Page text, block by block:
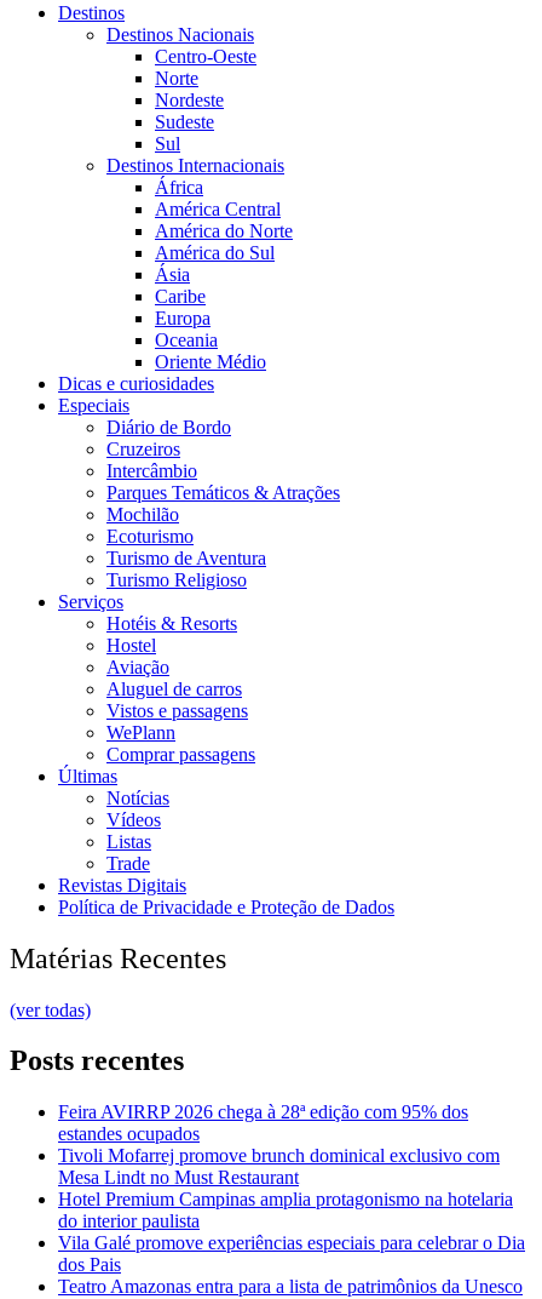
Destinos
Destinos Nacionais
Centro-Oeste
Norte
Nordeste
Sudeste
Sul
Destinos Internacionais
África
América Central
América do Norte
América do Sul
Ásia
Caribe
Europa
Oceania
Oriente Médio
Dicas e curiosidades
Especiais
Diário de Bordo
Cruzeiros
Intercâmbio
Parques Temáticos & Atrações
Mochilão
Ecoturismo
Turismo de Aventura
Turismo Religioso
Serviços
Hotéis & Resorts
Hostel
Aviação
Aluguel de carros
Vistos e passagens
WePlann
Comprar passagens
Últimas
Notícias
Vídeos
Listas
Trade
Revistas Digitais
Política de Privacidade e Proteção de Dados
Matérias Recentes
(ver todas)
Posts recentes
Feira AVIRRP 2026 chega à 28ª edição com 95% dos
estandes ocupados
Tivoli Mofarrej promove brunch dominical exclusivo com
Mesa Lindt no Must Restaurant
Hotel Premium Campinas amplia protagonismo na hotelaria
do interior paulista
Vila Galé promove experiências especiais para celebrar o Dia
dos Pais
Teatro Amazonas entra para a lista de patrimônios da Unesco